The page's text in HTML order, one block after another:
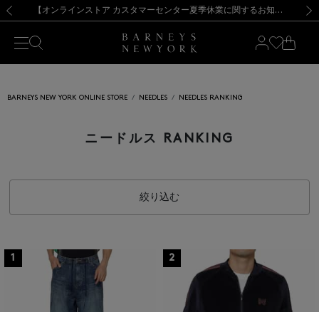
新規登録のお客様も対象！＜MY BARNEYS＞会員のお客様は11,000円（税込）以上のお買上げで常時送料無料！お買い物の際は会員登録を！
【夏季休業に伴う出荷一時停止のお知らせ】(2026.8.7) 【オンラインストア カスタマーセンター夏季休業に関するお知らせ】（2026.8.7）
【夏季休業に伴う返品・交換承り一時停止のお知らせ】（2026.8.5）
熊本県を中心とした地震の影響によるお荷物のお届けについて
【開催中】SUMMER SALEのご案内・ご注意事項 新規登録のお客様も対象！＜MY BARNEYS＞会員のお客様は11,000円（税込）以上のお買上げで常時送料無料！お買い物の際は会員登録を！
【夏季休業に伴う出荷一時停止のお知らせ】(2026.8.7)
BARNEYS NEW YORK ONLINE STORE NEEDLES NEEDLES RANKING
ニードルス RANKING
絞り込む
1 2